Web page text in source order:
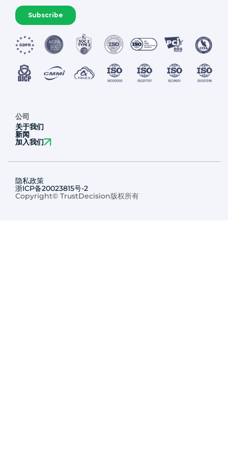
公司
关于我们
新闻
加入我们
隐私政策
浙ICP备20023815号-2
Copyright© TrustDecision版权所有